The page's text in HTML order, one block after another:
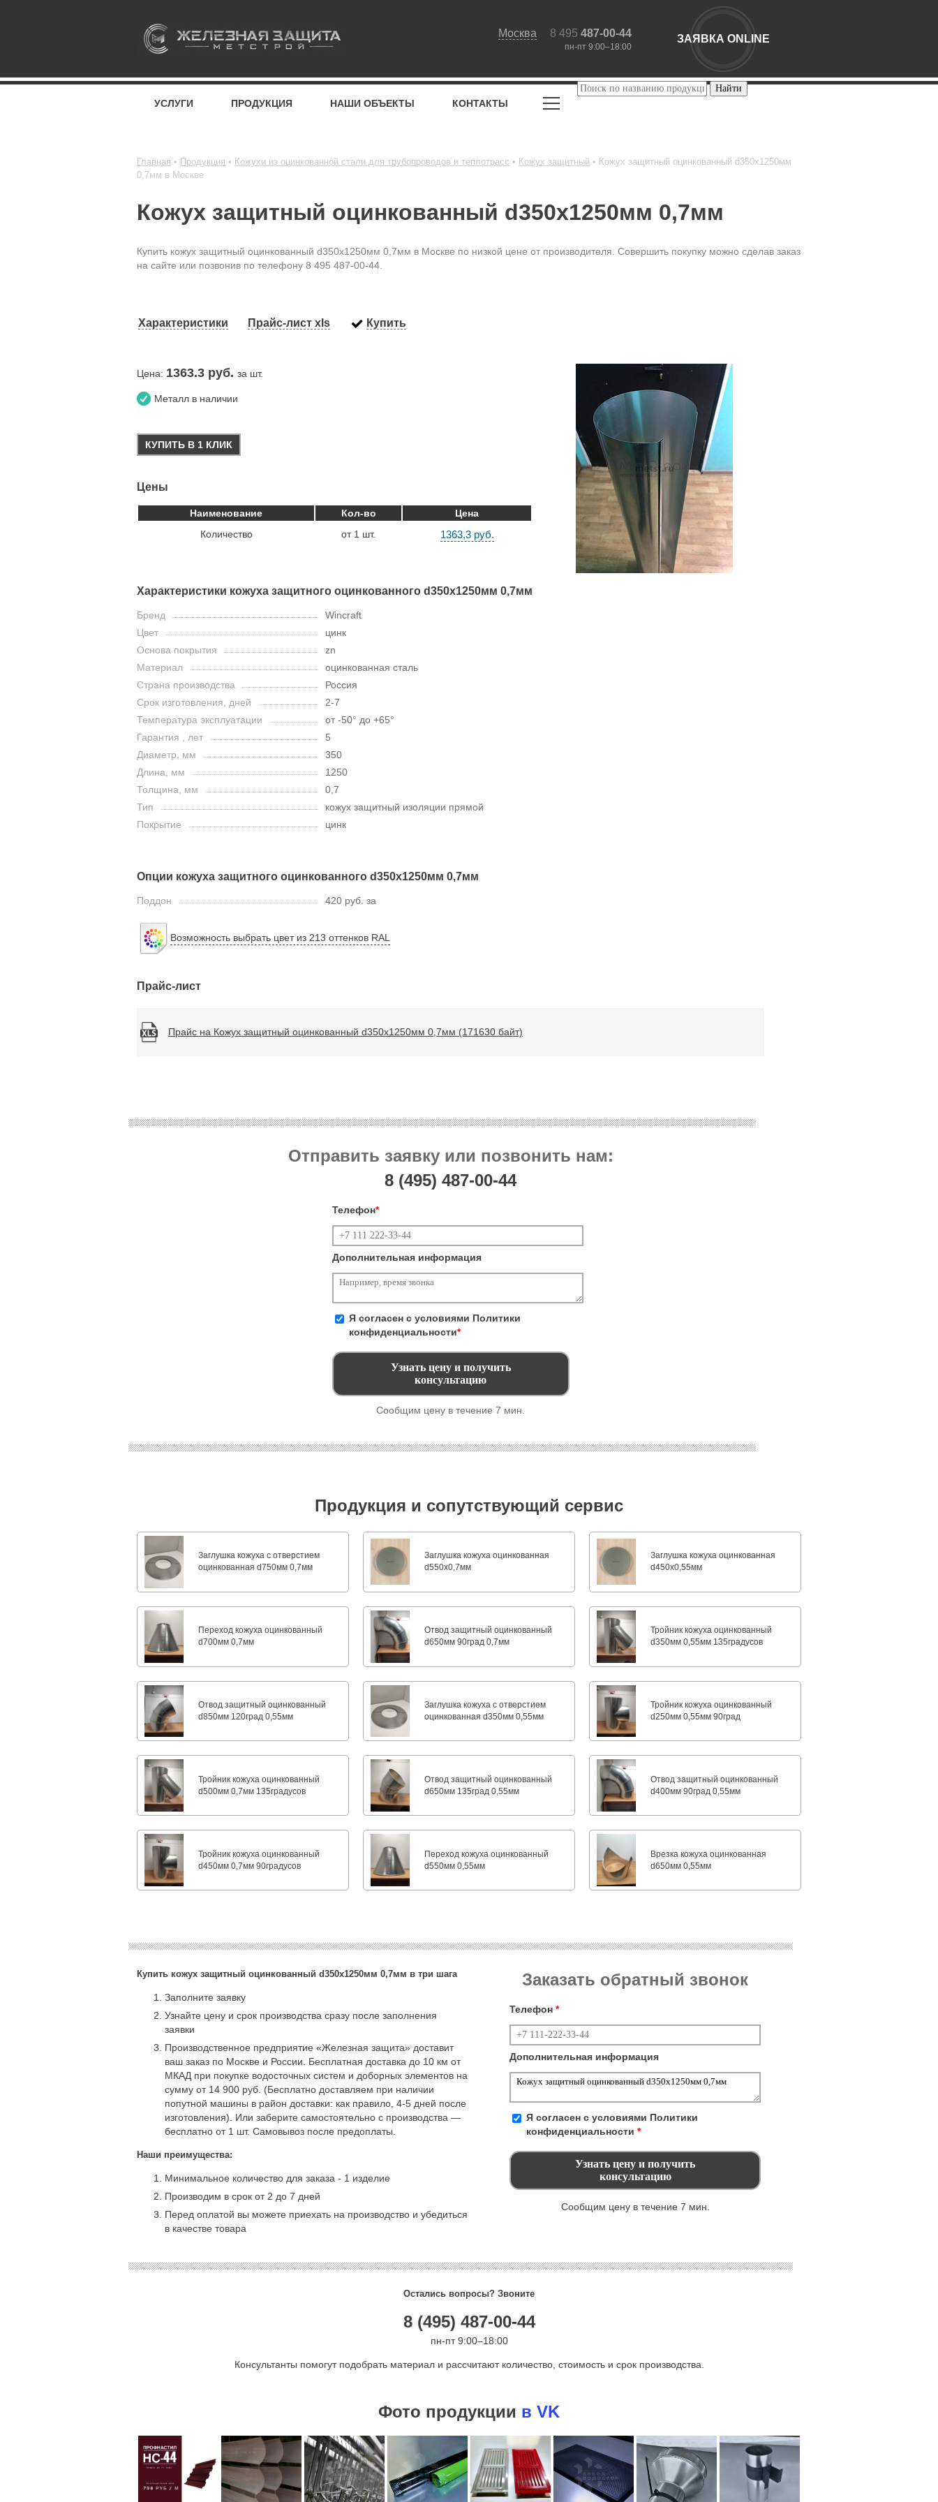
Москва 8 495 487-00-44
пн-пт 9:00–18:00
ЗАЯВКА ONLINE
УСЛУГИ ПРОДУКЦИЯ НАШИ ОБЪЕКТЫ КОНТАКТЫ
Главная Продукция Кожухи из оцинкованной стали для трубопроводов и теплотрасс Кожух защитный
Кожух защитный оцинкованный d350х1250мм
0,7мм в Москве
Кожух защитный оцинкованный d350х1250мм 0,7мм
Купить кожух защитный оцинкованный d350х1250мм 0,7мм в Москве по низкой цене от производителя. Совершить покупку можно сделав заказ
на сайте или позвонив по телефону 8 495 487-00-44.
Характеристики Прайс-лист xls Купить
Цена: 1363.3 руб. за шт.
Металл в наличии
КУПИТЬ В 1 КЛИК
Цены
Наименование Кол-во
Цена
Количество
от 1 шт. 1363,3 руб.
Характеристики кожуха защитного оцинкованного d350х1250мм 0,7мм
Бренд
Wincraft
Цвет
цинк
Основа покрытия
zn
Материал
оцинкованная сталь
Страна производства
Россия
Срок изготовления, дней
2-7
Температура эксплуатации
от -50° до +65°
Гарантия , лет
5
Диаметр, мм
350
Длина, мм
1250
Толщина, мм
0,7
Тип
кожух защитный изоляции прямой
Покрытие
цинк
Опции кожуха защитного оцинкованного d350х1250мм 0,7мм
Поддон 420 руб. за
Возможность выбрать цвет из 213 оттенков RAL
Прайс-лист
Прайс на Кожух защитный оцинкованный d350х1250мм 0,7мм (171630 байт)
Отправить заявку или позвонить нам:
8 (495) 487-00-44
Телефон*
Дополнительная информация
Я согласен с условиями Политики
конфиденциальности*
Сообщим цену в течение 7 мин.
Продукция и сопутствующий сервис
Заглушка кожуха с отверстием
оцинкованная d750мм 0,7мм
Заглушка кожуха оцинкованная
d550х0,7мм
Заглушка кожуха оцинкованная
d450х0,55мм
Переход кожуха оцинкованный
d700мм 0,7мм
Отвод защитный оцинкованный
d650мм 90град 0,7мм
Тройник кожуха оцинкованный
d350мм 0,55мм 135градусов
Отвод защитный оцинкованный
d850мм 120град 0,55мм
Заглушка кожуха с отверстием
оцинкованная d350мм 0,55мм
Тройник кожуха оцинкованный
d250мм 0,55мм 90град
Тройник кожуха оцинкованный
d500мм 0,7мм 135градусов
Отвод защитный оцинкованный
d650мм 135град 0,55мм
Отвод защитный оцинкованный
d400мм 90град 0,55мм
Тройник кожуха оцинкованный
d450мм 0,7мм 90градусов
Переход кожуха оцинкованный
d550мм 0,55мм
Врезка кожуха оцинкованная
d650мм 0,55мм
Купить кожух защитный оцинкованный d350х1250мм 0,7мм в три шага
Заполните заявку
Узнайте цену и срок производства сразу после заполнения
заявки
Производственное предприятие «Железная защита» доставит
ваш заказ по Москве и России. Бесплатная доставка до 10 км от
МКАД при покупке водосточных систем и доборных элементов на
сумму от 14 900 руб. (Бесплатно доставляем при наличии
попутной машины в район доставки: как правило, 4-5 дней после
изготовления). Или заберите самостоятельно с производства —
бесплатно от 1 шт. Самовывоз после предоплаты.
Наши преимущества:
Минимальное количество для заказа - 1 изделие
Производим в срок от 2 до 7 дней
Перед оплатой вы можете приехать на производство и убедиться
в качестве товара
Заказать обратный звонок
Телефон *
Дополнительная информация
Я согласен с условиями Политики
конфиденциальности *
Сообщим цену в течение 7 мин.
Остались вопросы? Звоните
8 (495) 487-00-44
пн-пт 9:00–18:00
Консультанты помогут подобрать материал и рассчитают количество, стоимость и срок производства.
Фото продукции в VK